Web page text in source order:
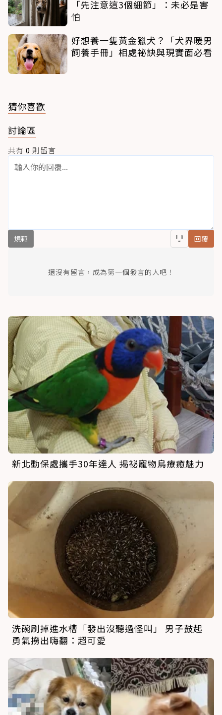
「先注意這3個細節」：未必是害
怕
好想養一隻黃金獵犬？「犬界暖男
飼養手冊」相處祕訣與現實面必看
猜你喜歡
討論區
共有 0 則留言
規範 回覆
還沒有留言，成為第一個發言的人吧！
新北動保處攜手30年達人 揭祕寵物鳥療癒魅力
洗碗刷掉進水槽「發出沒聽過怪叫」 男子鼓起
勇氣撈出嗨翻：超可愛